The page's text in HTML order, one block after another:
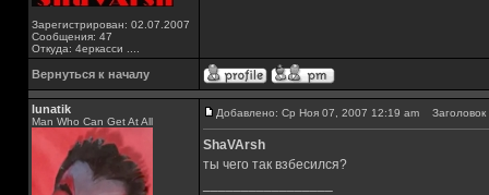
Зарегистрирован: 02.07.2007
Сообщения: 47
Откуда: 4еркасси ....
Вернуться к началу
lunatik
Man Who Can Get At All
Добавлено: Ср Ноя 07, 2007 12:19 am
ShaVArsh
ты чего так взбесился?